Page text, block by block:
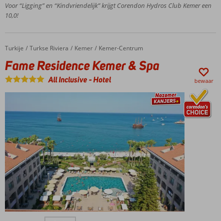
het
veelzijdige
vakantie
voor
koppels
met voor
Ervaar een
zorgeloze
All Inclusive
vakantie in
een
compleet
en
comfortabel
Voor “Ligging” en “Kindvriendelijk” krijgt Corendon Hydros Club Kemer een
10,0!
Home
Turkije Turkse Riviera Kemer Kemer-Centrum
Fame Residence Kemer & Spa
Fame Residence Kemer & Spa
All Inclusive-Hotel bewaar